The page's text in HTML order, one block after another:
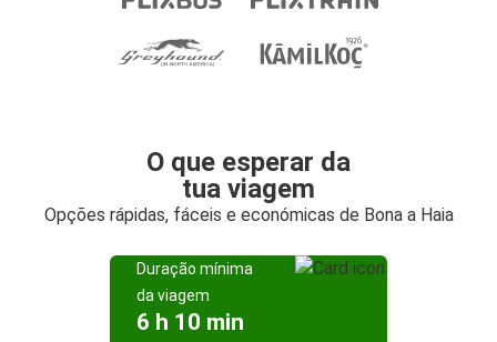
O que esperar da
tua viagem
Opções rápidas, fáceis e económicas de Bona a Haia
Duração mínima
da viagem
6 h 10 min